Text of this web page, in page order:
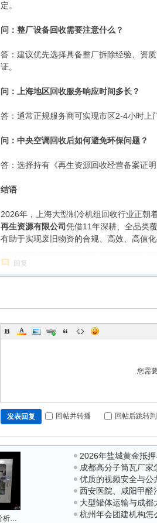
定。
问：整厂设备回收需要注意什么？
答：建议优先选择具备整厂拆除经验、资
证。
问：上海地区回收服务响应时间多长？
答：通常正规服务商可实现市区2-4小时上
问：中央空调回收后如何避免环保问题？
答：选择持有《再生资源回收经营备案证
结语
2026年，上海大型制冷机组回收行业正朝
再生资源有限公司凭借11年深耕、全品类
有助于实现废旧物资的合规、高效、高值化
回复
您需
发表回复 回帖并转播 回帖后跳转
激光氧气分析仪在废气管路氧含量检测中的使用
2026年盐城黄金抵
南：本地机构综合评估
成都高分子筒瓦厂家
度调研与供应商分析
优质的视频安全与公
司怎么选？2026年行
西安医院、咸阳甲醛
规除甲醛公司选择指南
大型罐体运输与成都
化品运输企业资质与
杭州年会团建机构怎